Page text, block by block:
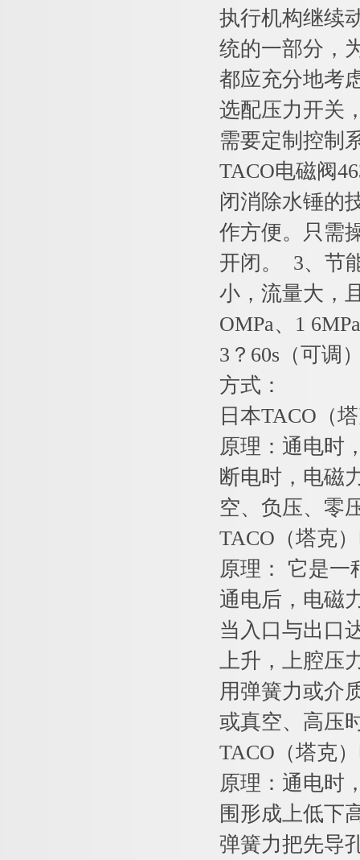
执行机构继续
统的一部分，
都应充分地考
选配压力开关
需要定制控制
TACO电磁阀
闭消除水锤的
作方便。只需
开闭。 3、节
小，流量大，
OMPa、1
3？60s（可调
方式：
日本TACO（
原理：通电时
断电时，电磁
空、负压、零
TACO（塔克
原理： 它是一
通电后，电磁
当入口与出口
上升，上腔压
用弹簧力或介
或真空、高压
TACO（塔克
原理：通电时
围形成上低下
弹簧力把先导